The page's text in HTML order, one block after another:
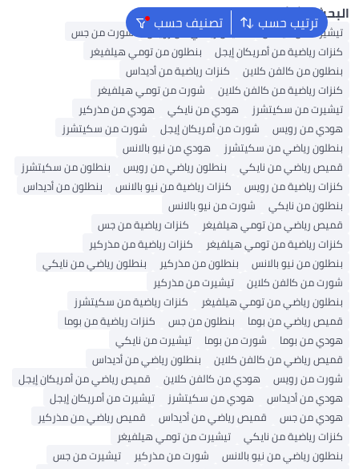
ترتيب حسب تصنيف حسب الشائع
من أديداس قميص رياضي من رويس
شورت من جس
رياضية من أمريكان إيجل
بنطلون من تومي هيلفيغر
من كالفن كلاين
كنزات رياضية من أديداس
رياضية من كالفن كلاين
شورت من تومي هيلفيغر
من سكيتشرز
هودي من نايكي
هودي من مذركير
من رويس
شورت من أمريكان إيجل
شورت من سكيتشرز
رياضي من سكيتشرز
هودي من نيو بالانس
رياضي من نايكي
بنطلون رياضي من رويس
بنطلون من سكيتشرز
رياضية من رويس
كنزات رياضية من نيو بالانس
بنطلون من أديداس
من نايكي
شورت من نيو بالانس
رياضي من تومي هيلفيغر
كنزات رياضية من جس
رياضية من تومي هيلفيغر
كنزات رياضية من مذركير
من نيو بالانس
بنطلون من مذركير
بنطلون رياضي من نايكي
من كالفن كلاين
تيشيرت من مذركير
رياضي من تومي هيلفيغر
كنزات رياضية من سكيتشرز
رياضي من بوما
بنطلون من جس
كنزات رياضية من بوما
من بوما
شورت من بوما
تيشيرت من نايكي
رياضي من كالفن كلاين
بنطلون رياضي من أديداس
من رويس
هودي من كالفن كلاين
قميص رياضي من أمريكان إيجل
من أديداس
هودي من سكيتشرز
تيشيرت من أمريكان إيجل
من جس
قميص رياضي من أديداس
قميص رياضي من مذركير
رياضية من نايكي
تيشيرت من تومي هيلفيغر
رياضي من نيو بالانس
شورت من مذركير
تيشيرت من جس